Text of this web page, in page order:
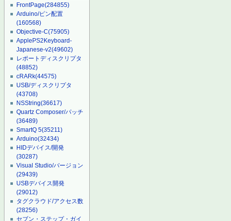
FrontPage(284855)
Arduino/ピン配置
(160568)
Objective-C(75905)
ApplePS2Keyboard-
Japanese-v2(49602)
レポートディスクリプタ
(48852)
cRARk(44575)
USB/ディスクリプタ
(43708)
NSString(36617)
Quartz Composer/パッチ
(36489)
SmartQ 5(35211)
Arduino(32434)
HIDデバイス/開発
(30287)
Visual Studio/バージョン
(29439)
USBデバイス開発
(29012)
タグクラウド/アクセス数
(28256)
セブン・ステップ・ガイ